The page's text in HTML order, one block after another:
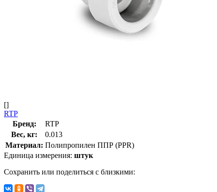
[]
RTP
Бренд:
RTP
Вес, кг:
0.013
Материал: Полипропилен ППР (PPR)
Единица измерения: штук
Сохранить или поделиться с близкими: